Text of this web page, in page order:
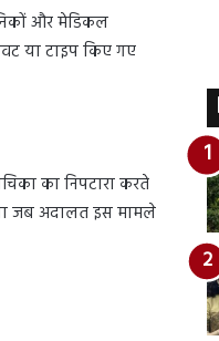
और मेडिकल
या टाइप किए गए
का निपटारा करते
जब अदालत इस मामले